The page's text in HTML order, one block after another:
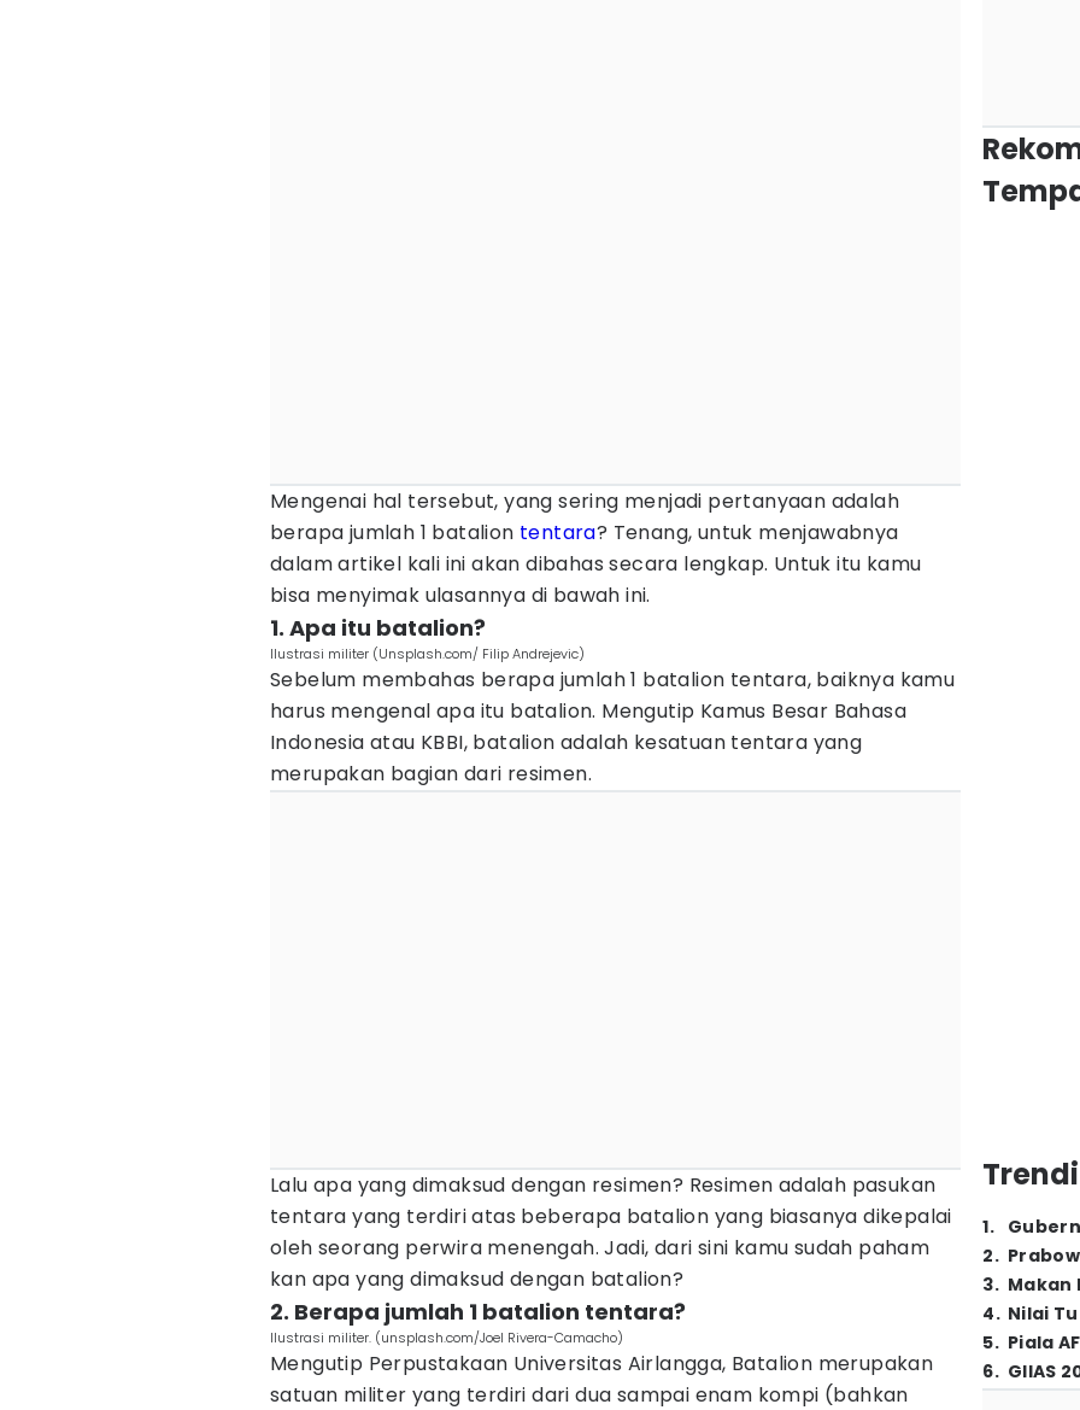
Mengenai hal tersebut, yang sering menjadi pertanyaan adalah
berapa jumlah 1 batalion tentara? Tenang, untuk menjawabnya
dalam artikel kali ini akan dibahas secara lengkap. Untuk itu kamu
bisa menyimak ulasannya di bawah ini.
1. Apa itu batalion?
Ilustrasi militer (Unsplash.com/ Filip Andrejevic)
Sebelum membahas berapa jumlah 1 batalion tentara, baiknya kamu
harus mengenal apa itu batalion. Mengutip Kamus Besar Bahasa
Indonesia atau KBBI, batalion adalah kesatuan tentara yang
merupakan bagian dari resimen.
Lalu apa yang dimaksud dengan resimen? Resimen adalah pasukan
tentara yang terdiri atas beberapa batalion yang biasanya dikepalai
oleh seorang perwira menengah. Jadi, dari sini kamu sudah paham
kan apa yang dimaksud dengan batalion?
2. Berapa jumlah 1 batalion tentara?
Ilustrasi militer. (unsplash.com/Joel Rivera-Camacho)
Mengutip Perpustakaan Universitas Airlangga, Batalion merupakan
satuan militer yang terdiri dari dua sampai enam kompi (bahkan
1.
2.
3. Makan
4. Nilai
5. Piala
6. GIIAS